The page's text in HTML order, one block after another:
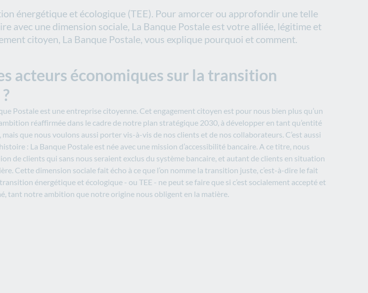
énergétique et écologique (TEE). Pour amorcer ou approfondir une telle
une dimension sociale, La Banque Postale est votre alliée, légitime et
citoyen, La Banque Postale, vous explique pourquoi et comment.
acteurs économiques sur la transition
Postale est une entreprise citoyenne. Cet engagement citoyen est pour nous bien plus qu’un
ambition réaffirmée dans le cadre de notre plan stratégique 2030, à développer en tant qu’entité
que nous voulons aussi porter vis-à-vis de nos clients et de nos collaborateurs. C’est aussi
: La Banque Postale est née avec une mission d’accessibilité bancaire. A ce titre, nous
de clients qui sans nous seraient exclus du système bancaire, et autant de clients en situation
Cette dimension sociale fait écho à ce que l’on nomme la transition juste, c’est-à-dire le fait
énergétique et écologique - ou TEE - ne peut se faire que si c’est socialement accepté et
tant notre ambition que notre origine nous obligent en la matière.